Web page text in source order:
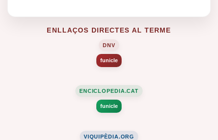
ENLLAÇOS DIRECTES AL TERME
DNV
funicle
ENCICLOPEDIA.CAT
funicle
VIQUIPÈDIA.ORG